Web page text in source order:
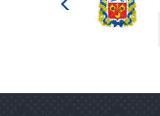
Российской
федерации